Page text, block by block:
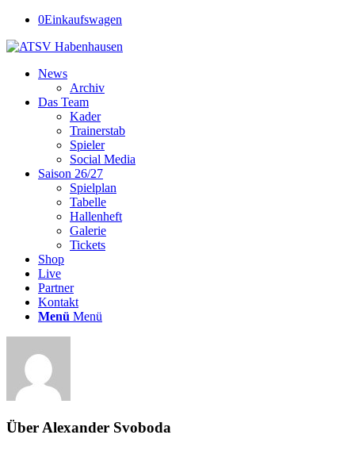
0Einkaufswagen
News
Archiv
Das Team
Kader
Trainerstab
Spieler
Social Media
Saison 26/27
Spielplan
Tabelle
Hallenheft
Galerie
Tickets
Shop
Live
Partner
Kontakt
Menü Menü
Über Alexander Svoboda